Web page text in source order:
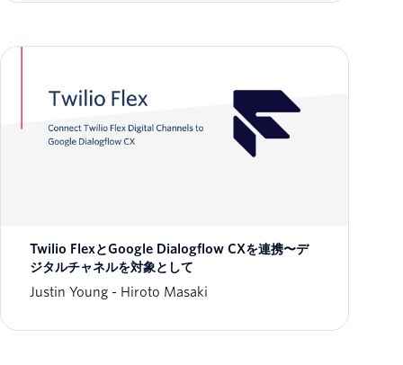
Twilio FlexとGoogle Dialogflow CXを連携〜デ
ジタルチャネルを対象として
Justin Young
Hiroto Masaki